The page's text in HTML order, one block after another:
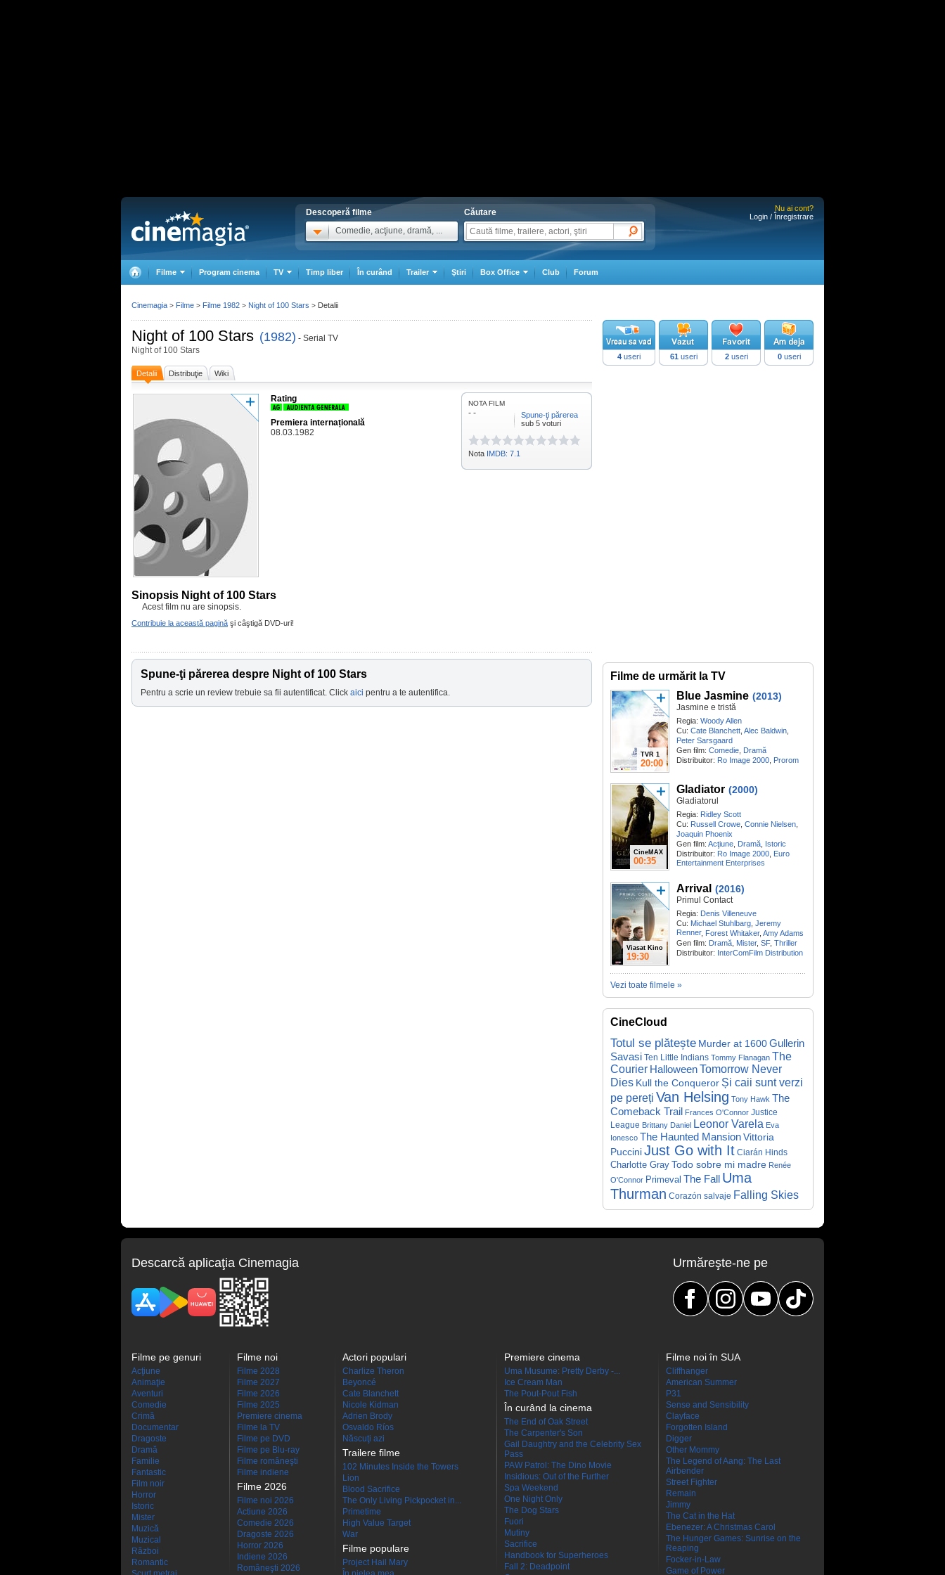
Descoperă filme
Comedie, acţiune, dramă, ...
Căutare
Nu ai cont?
Login / Înregistrare
Filme Program cinema TV Timp liber În curând Trailer Ştiri Box Office Club Forum
Night of 100 Stars (1982) - Serial TV
Night of 100 Stars
Detalii Distribuţie Wiki
Rating
Premiera internațională
08.03.1982
Sinopsis Night of 100 Stars
Acest film nu are sinopsis.
Contribuie la această pagină şi câştigă DVD-uri!
NOTA FILM
- -
Spune-ţi părerea
sub 5 voturi
Nota IMDB: 7.1
4 useri 61 useri 2useri 0useri
Spune-ţi părerea despre Night of 100 Stars
Pentru a scrie un review trebuie sa fii autentificat. Click aici pentru a te autentifica.
Filme de urmărit la TV
TVR 1
20:00
Blue Jasmine (2013)
Jasmine e tristă
Regia: Woody Allen
Cu: Cate Blanchett Alec Baldwin
Peter Sarsgaard
Gen film: Comedie Dramă
Distribuitor: Ro Image 2000 Prorom
CineMAX
00:35
Gladiator (2000)
Gladiatorul
Regia: Ridley Scott
Cu: Russell Crowe Connie Nielsen
Joaquin Phoenix
Gen film: Acţiune Dramă Istoric
Distribuitor: Ro Image 2000 Euro
Entertainment Enterprises
Viasat Kino
19:30
Arrival (2016)
Primul Contact
Regia: Denis Villeneuve
Cu: Michael Stuhlbarg Jeremy
Renner, Forest Whitaker, Amy Adams
Gen film: Dramă Mister, SF, Thriller
Distribuitor: InterComFilm Distribution
Vezi toate filmele »
CineCloud
Totul se plătește Murder at 1600Gullerin
Savasi Ten Little Indians Tommy Flanagan The
Courier HalloweenTomorrow Never
Dies Kull the Conqueror Și caii sunt verzi
pe pereți Van Helsing Tony Hawk The
Comeback Trail Frances O'Connor Justice
League Brittany Daniel Leonor Varela Eva
Ionesco The Haunted MansionVittoria
PucciniJust Go with It Ciarán Hinds
Charlotte Gray Todo sobre mi madre Renée
O'Connor Primeval The Fall Uma
Thurman Corazón salvaje Falling Skies
Cinemagia > Filme > Filme 1982 > Night of 100 Stars > Detalii
Descarcă aplicaţia Cinemagia Urmăreşte-ne pe
Filme pe genuri
Acţiune
Animaţie
Aventuri
Comedie
Crimă
Documentar
Dragoste
Dramă
Familie
Fantastic
Film noir
Horror
Istoric
Mister
Muzică
Muzical
Război
Romantic
Filme noi
Filme 2028
Filme 2027
Filme 2026
Filme 2025
Premiere cinema
Filme la TV
Filme pe DVD
Filme pe Blu-ray
Filme româneşti
Filme indiene
Filme 2026
Filme noi 2026
Actiune 2026
Comedie 2026
Dragoste 2026
Horror 2026
Indiene 2026
Româneşti 2026
Actori populari
Charlize Theron
Beyoncé
Cate Blanchett
Nicole Kidman
Adrien Brody
Osvaldo Ríos
Născuţi azi
Trailere filme
102 Minutes Inside the Towers
Lion
Blood Sacrifice
The Only Living Pickpocket in...
Primetime
High Value Target
War
Filme populare
Project Hail Mary
Premiere cinema
Uma Musume: Pretty Derby -...
Ice Cream Man
The Pout-Pout Fish
În curând la cinema
The End of Oak Street
The Carpenter's Son
Gail Daughtry and the Celebrity Sex
Pass
PAW Patrol: The Dino Movie
Insidious: Out of the Further
Spa Weekend
One Night Only
The Dog Stars
Fuori
Mutiny
Sacrifice
Handbook for Superheroes
Fall 2: Deadpoint
Filme noi în SUA
Cliffhanger
American Summer
P31
Sense and Sensibility
Clayface
Forgotten Island
Digger
Other Mommy
The Legend of Aang: The Last
Airbender
Street Fighter
Remain
Jimmy
The Cat in the Hat
Ebenezer: A Christmas Carol
The Hunger Games: Sunrise on the
Reaping
Focker-in-Law
Game of Power